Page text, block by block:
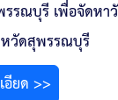
วามพึงพอใจขอ
ารชำระภาษีฯ
รณบุรี เพื่อจัดหา
วัดสุพรรณบุรี
อียด >>